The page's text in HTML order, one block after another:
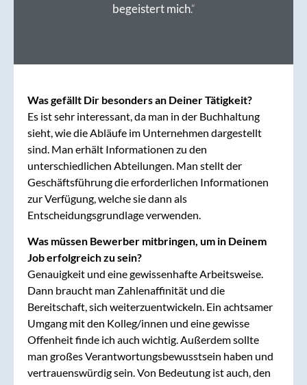
begeistert mich.“
Was gefällt Dir besonders an Deiner Tätigkeit?
Es ist sehr interessant, da man in der Buchhaltung
sieht, wie die Abläufe im Unternehmen dargestellt
sind. Man erhält Informationen zu den
unterschiedlichen Abteilungen. Man stellt der
Geschäftsführung die erforderlichen Informationen
zur Verfügung, welche sie dann als
Entscheidungsgrundlage verwenden.
Was müssen Bewerber mitbringen, um in Deinem
Job erfolgreich zu sein?
Genauigkeit und eine gewissenhafte Arbeitsweise.
Dann braucht man Zahlenaffinität und die
Bereitschaft, sich weiterzuentwickeln. Ein achtsamer
Umgang mit den Kolleg/innen und eine gewisse
Offenheit finde ich auch wichtig. Außerdem sollte
man großes Verantwortungsbewusstsein haben und
vertrauenswürdig sein. Von Bedeutung ist auch, den